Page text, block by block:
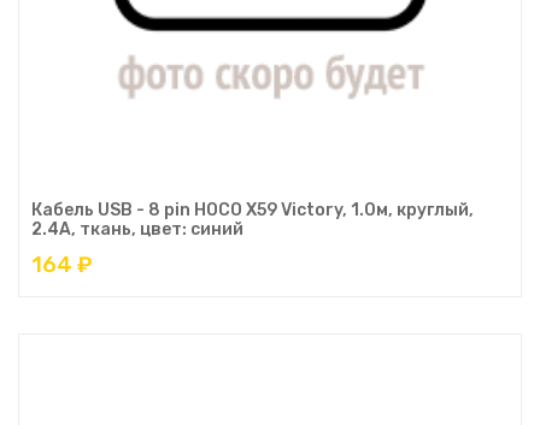
Кабель USB - 8 pin HOCO X59 Victory, 1.0м, круглый,
2.4A, ткань, цвет: синий
164 ₽